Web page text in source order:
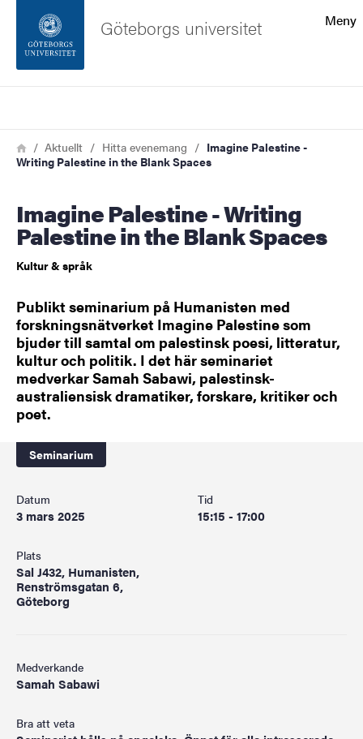
Sidfoten
Om webbplatsen
Meny
Göteborgs universitet
Länkstig
HemAktuellt Hitta evenemang
Imagine Palestine -
Writing Palestine in the Blank Spaces
Imagine Palestine - Writing
Palestine in the Blank Spaces
Kultur & språk
Publikt seminarium på Humanisten med
forskningsnätverket Imagine Palestine som
bjuder till samtal om palestinsk poesi, litteratur,
kultur och politik. I det här seminariet
medverkar Samah Sabawi, palestinsk-
australiensisk dramatiker, forskare, kritiker och
poet.
Seminarium
Datum
3 mars 2025
Tid
15:15 - 17:00
Plats
Sal J432, Humanisten,
Renströmsgatan 6,
Göteborg
Medverkande
Samah Sabawi
Bra att veta